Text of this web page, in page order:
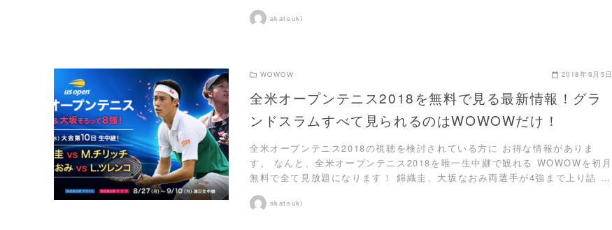
akatsuki
READ MORE
WOWOW 2018年9月5日
全米オープンテニス2018を無料で見る最新情報！グラ
ンドスラムすべて見られるのはWOWOWだけ！
全米オープンテニス2018の視聴を検討されている方に お得な情報がありま
す。 なんと、全米オープンテニス2018を唯一生中継で観れる WOWOWを初月
無料で全て見放題になります！ 錦織圭、大坂なおみ両選手が4強まで上り詰 …
akatsuki